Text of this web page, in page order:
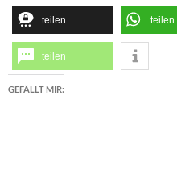
teilen teilen
teilen
GEFÄLLT MIR: